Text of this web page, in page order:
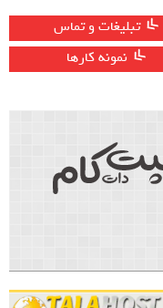
تبلیغات و تماس
نمونه کارها